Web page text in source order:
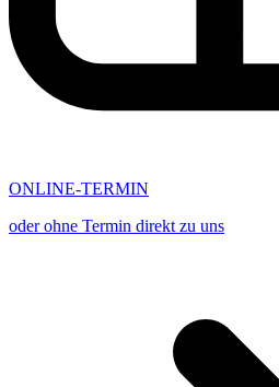
ONLINE-TERMIN
oder ohne Termin direkt zu uns